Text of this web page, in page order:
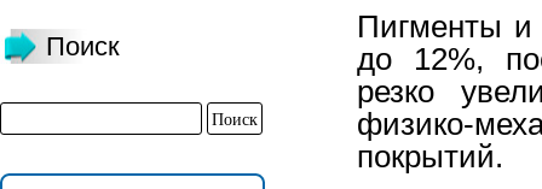
Поиск
Пигменты и
до 12%,
резко
физико-
покрытий.